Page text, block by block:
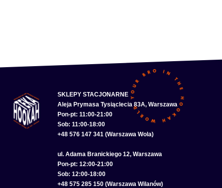
SKLEPY STACJONARNE
Aleja Prymasa Tysiąclecia 83A, Warszawa
Pon-pt: 11:00-21:00
Sob: 11:00-18:00
+48 576 147 341 (Warszawa Wola)
ul. Adama Branickiego 12, Warszawa
Pon-pt: 12:00-21:00
Sob: 12:00-18:00
+48 575 285 150 (Warszawa Wilanów)